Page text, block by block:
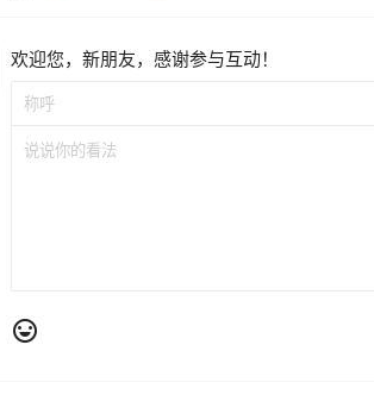
欢迎您，新朋友，感谢参与互动！